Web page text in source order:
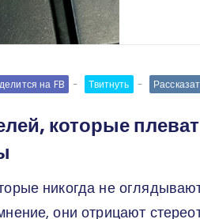
на FB Твитнуть
которые
никогда не
они отрицают